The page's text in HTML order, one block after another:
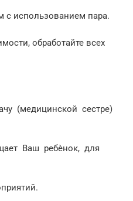
с использованием пара.
обработайте всех
(медицинской сестре)
Ваш ребѐнок, для